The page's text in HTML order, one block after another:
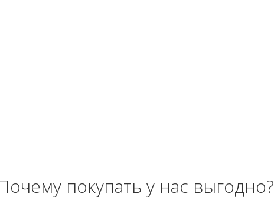
покупать у нас выгодно?